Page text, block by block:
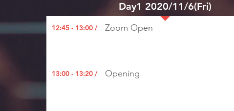
12:45 - 13:00 / Zoom Open
13:00 - 13:20 / Opening
Day1 2020/11/6(Fri)